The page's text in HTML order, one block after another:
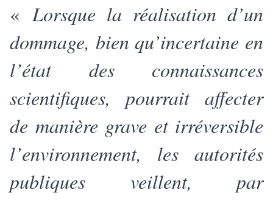
«Lorsque la réalisation d’un
dommage, bien qu’incertaine en
l’état des connaissances
scientifiques, pourrait affecter
de manière grave et irréversible
l’environnement, les autorités
publiques veillent, par